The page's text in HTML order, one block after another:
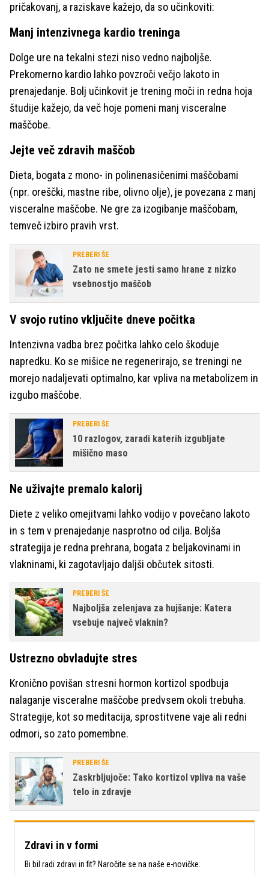
pričakovanj, a raziskave kažejo, da so učinkoviti:
Manj intenzivnega kardio treninga
Dolge ure na tekalni stezi niso vedno najboljše.
Prekomerno kardio lahko povzroči večjo lakoto in
prenajedanje. Bolj učinkovit je trening moči in redna hoja
študije kažejo, da več hoje pomeni manj visceralne
maščobe.
Jejte več zdravih maščob
Dieta, bogata z mono- in polinenasičenimi maščobami
(npr. oreščki, mastne ribe, olivno olje), je povezana z manj
visceralne maščobe. Ne gre za izogibanje maščobam,
temveč izbiro pravih vrst.
PREBERI ŠE
Zato ne smete jesti samo hrane z nizko
vsebnostjo maščob
V svojo rutino vključite dneve počitka
Intenzivna vadba brez počitka lahko celo škoduje
napredku. Ko se mišice ne regenerirajo, se treningi ne
morejo nadaljevati optimalno, kar vpliva na metabolizem in
izgubo maščobe.
PREBERI ŠE
10 razlogov, zaradi katerih izgubljate
mišično maso
Ne uživajte premalo kalorij
Diete z veliko omejitvami lahko vodijo v povečano lakoto
in s tem v prenajedanje nasprotno od cilja. Boljša
strategija je redna prehrana, bogata z beljakovinami in
vlakninami, ki zagotavljajo daljši občutek sitosti.
PREBERI ŠE
Najboljša zelenjava za hujšanje: Katera
vsebuje največ vlaknin?
Ustrezno obvladujte stres
Kronično povišan stresni hormon kortizol spodbuja
nalaganje visceralne maščobe predvsem okoli trebuha.
Strategije, kot so meditacija, sprostitvene vaje ali redni
odmori, so zato pomembne.
PREBERI ŠE
Zaskrbljujoče: Tako kortizol vpliva na vaše
telo in zdravje
Zdravi in v formi
Bi bil radi zdravi in fit? Naročite se na naše e-novičke.